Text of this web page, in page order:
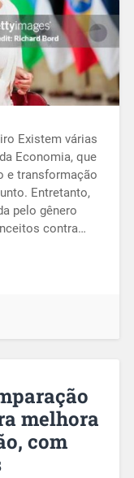
Existem várias
Economia, que
e transformação
Entretanto,
pelo gênero
contra…
melhora
com